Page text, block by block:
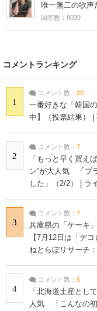
唯一無二の歌声
回答数：8039
コメントランキング
1
コメント数： 20
一番好きな「韓国
中】（投票結果） |
2
コメント数： 7
「もっと早く買え
ン”が大人気 「プ
した」（2/2） | ラ
3
コメント数： 7
兵庫県の「ケーキ
【7月12日は「デ
ねとらぼリサーチ
4
コメント数： 5
「北海道土産とし
人気 「こんなの初